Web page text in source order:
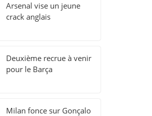
Arsenal vise un jeune
crack anglais
Deuxième recrue à venir
pour le Barça
Milan fonce sur Gonçalo